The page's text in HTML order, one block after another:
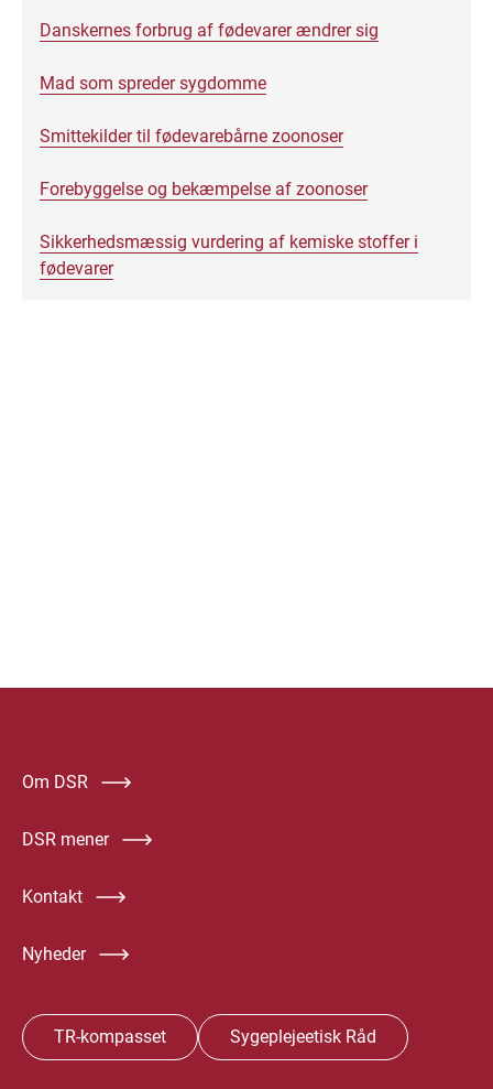
Danskernes forbrug af fødevarer ændrer sig
Mad som spreder sygdomme
Smittekilder til fødevarebårne zoonoser
Forebyggelse og bekæmpelse af zoonoser
Sikkerhedsmæssig vurdering af kemiske stoffer i
fødevarer
Om DSR
DSR mener
Kontakt
Nyheder
TR-kompasset Sygeplejeetisk Råd